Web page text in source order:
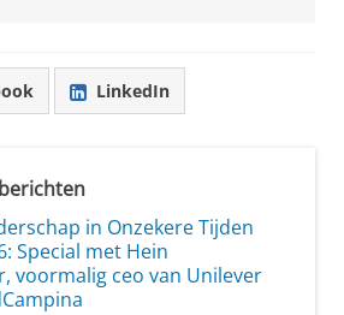
LinkedIn
in Onzekere Tijden
Special met Hein
voormalig ceo van Unilever